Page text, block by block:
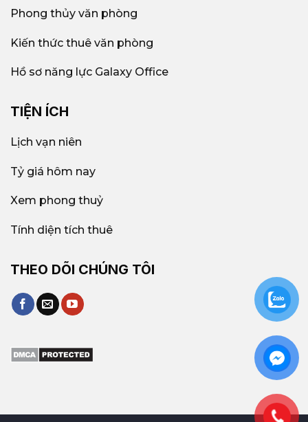
Phong thủy văn phòng
Kiến thức thuê văn phòng
Hồ sơ năng lực Galaxy Office
TIỆN ÍCH
Lịch vạn niên
Tỷ giá hôm nay
Xem phong thuỷ
Tính diện tích thuê
THEO DÕI CHÚNG TÔI